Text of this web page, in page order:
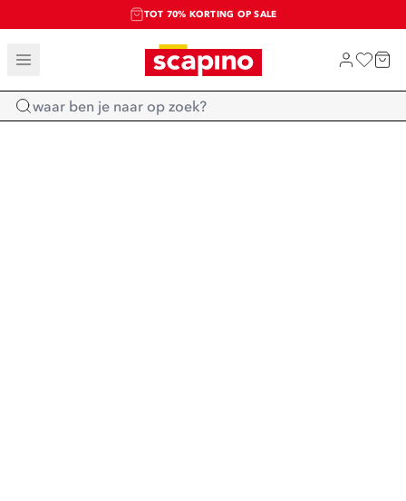
TOT 70% KORTING OP SALE
SALE: LAATSTE KANS!
SHOP NIEUW
Home